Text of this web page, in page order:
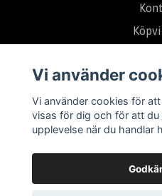
Vi använder
Vi använder cookies för
visas för dig och för att du
upplevelse när du handlar